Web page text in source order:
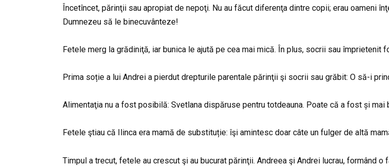
Încetîncet, părinţii sau apropiat de nepoţi. Nu au făcut diferenţa dintre copii; erau oameni
Dumnezeu să le binecuvânteze!
Fetele merg la grădiniţă, iar bunica le ajută pe cea mai mică. În plus, socrii sau împrietenit
Prima soție a lui Andrei a pierdut drepturile parentale părinţii şi socrii sau grăbit: O să-i
Alimentaţia nu a fost posibilă: Svetlana dispăruse pentru totdeauna. Poate că a fost și mai
Fetele ştiau că Ilinca era mamă de substituție: îşi amintesc doar câte un fulger de altă
Timpul a trecut, fetele au crescut şi au bucurat părinţii. Andreea şi Andrei lucrau, formând o